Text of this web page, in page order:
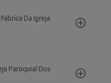
Da Igreja
Paroquial Dos